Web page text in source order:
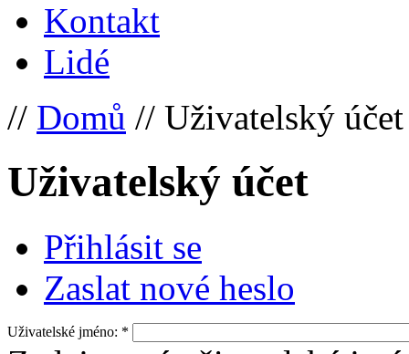
Kontakt
Lidé
// Domů // Uživatelský účet
Uživatelský účet
Přihlásit se
Zaslat nové heslo
Uživatelské jméno: *